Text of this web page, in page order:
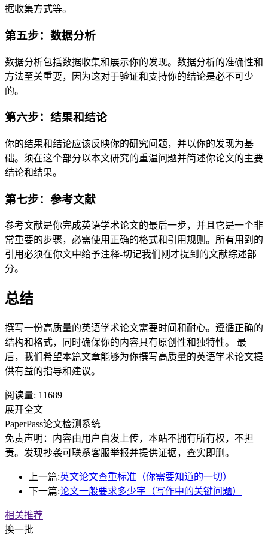
据收集方式等。
第五步：数据分析
数据分析包括数据收集和展示你的发现。数据分析的准确性和
方法至关重要，因为这对于验证和支持你的结论是必不可少
的。
第六步：结果和结论
你的结果和结论应该反映你的研究问题，并以你的发现为基
础。须在这个部分以本文研究的重温问题并简述你论文的主要
结论和结果。
第七步：参考文献
参考文献是你完成英语学术论文的最后一步，并且它是一个非
常重要的步骤，必需使用正确的格式和引用规则。所有用到的
引用必须在你文中给予注释-切记我们刚才提到的文献综述部
分。
总结
撰写一份高质量的英语学术论文需要时间和耐心。遵循正确的
结构和格式，同时确保你的内容具有原创性和独特性。 最
后，我们希望本篇文章能够为你撰写高质量的英语学术论文提
供有益的指导和建议。
阅读量: 11689
展开全文
PaperPass论文检测系统
免责声明：内容由用户自发上传，本站不拥有所有权，不担
责。发现抄袭可联系客服举报并提供证据，查实即删。
上一篇:英文论文查重标准（你需要知道的一切）
下一篇:论文一般要求多少字（写作中的关键问题）
相关推荐
换一批